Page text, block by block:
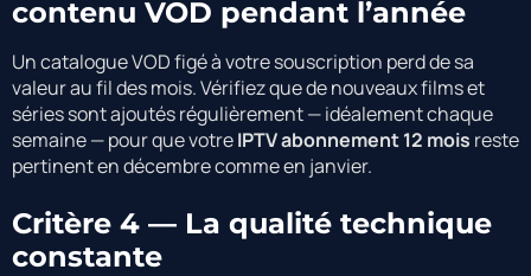
contenu VOD pendant l’année
Un catalogue VOD figé à votre souscription perd de sa
valeur au fil des mois. Vérifiez que de nouveaux films et
séries sont ajoutés régulièrement — idéalement chaque
semaine — pour que votreIPTV abonnement 12 mois reste
pertinent en décembre comme en janvier.
Critère 4 — La qualité technique
constante